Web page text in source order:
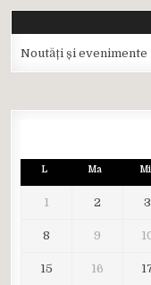
Noutăți și evenimente
L Ma Mi
1 2 3
8 9
15 16